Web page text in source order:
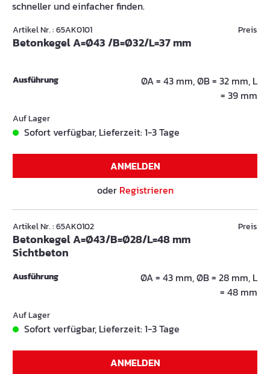
schneller und einfacher finden.
Artikel Nr. : 65AK0101
Betonkegel A=Ø43 /B=Ø32/L=37 mm
Preis
Ausführung
ØA = 43 mm, ØB = 32 mm, L
= 39 mm
Auf Lager
Sofort verfügbar, Lieferzeit: 1-3 Tage
ANMELDEN
oder Registrieren
Artikel Nr. : 65AK0102
Betonkegel A=Ø43/B=Ø28/L=48 mm
Sichtbeton
Preis
Ausführung
ØA = 43 mm, ØB = 28 mm, L
= 48 mm
Auf Lager
Sofort verfügbar, Lieferzeit: 1-3 Tage
ANMELDEN